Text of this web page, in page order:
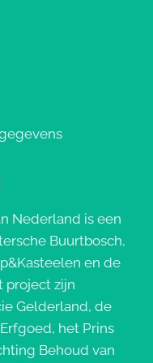
Nederland is een
Buurtbosch,
en de
project zijn
Gelderland, de
het Prins
Behoud van